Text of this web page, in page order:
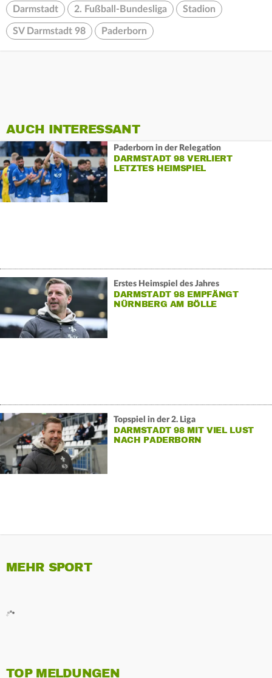
Darmstadt 2. Fußball-Bundesliga Stadion
SV Darmstadt 98 Paderborn
AUCH INTERESSANT
Paderborn in der Relegation
DARMSTADT 98 VERLIERT
LETZTES HEIMSPIEL
Erstes Heimspiel des Jahres
DARMSTADT 98 EMPFÄNGT
NÜRNBERG AM BÖLLE
Topspiel in der 2. Liga
DARMSTADT 98 MIT VIEL LUST
NACH PADERBORN
MEHR SPORT
TOP MELDUNGEN